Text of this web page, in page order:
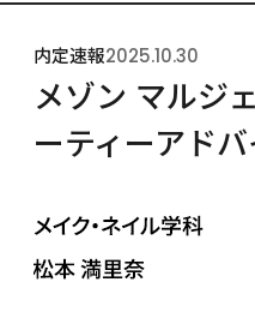
English 简
한국어
内定速報2025.10.30
メゾン マルジ
ーティーアド